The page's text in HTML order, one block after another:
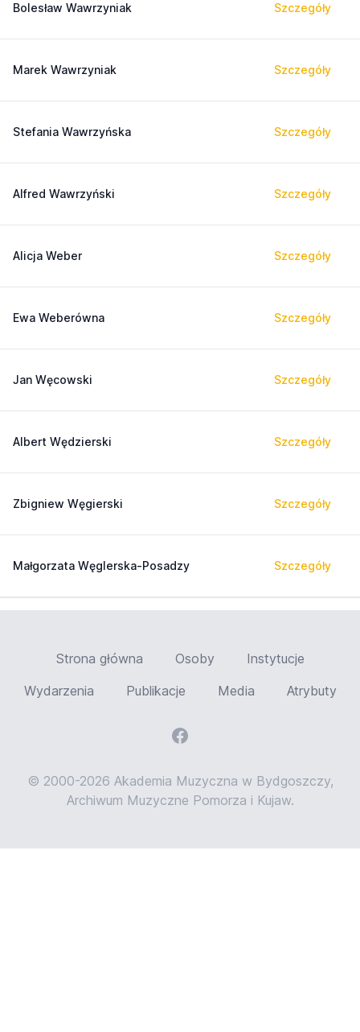
Bolesław Wawrzyniak Szczegóły
Marek Wawrzyniak Szczegóły
Stefania Wawrzyńska Szczegóły
Alfred Wawrzyński Szczegóły
Alicja Weber Szczegóły
Ewa Weberówna Szczegóły
Jan Węcowski Szczegóły
Albert Wędzierski Szczegóły
Zbigniew Węgierski Szczegóły
Małgorzata Węglerska-Posadzy Szczegóły
Strona główna Osoby
Instytucje
Wydarzenia
Publikacje Media Atrybuty
© 2000-2026 Akademia Muzyczna w Bydgoszczy,
Archiwum Muzyczne Pomorza i Kujaw.